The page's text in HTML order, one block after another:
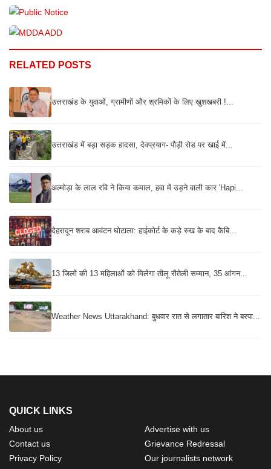
RELATED POSTS
उत्तराखंड के युवाओं, ग्रामीणों और श्रमिकों के लिए खुशखबरी !...
उत्तराखंड में बड़ा सड़क हादसा, देवप्रयाग- पौड़ी रोड पर खाई में...
अल्मोड़ा के लाल रवि ने किया कमाल, हवा में उड़ने वाली कार 'Hapi...
देहरादून शराब आवंटन घोटाला: हाईकोर्ट के कड़े रुख के बाद कैबि...
13 जिलों की 13 महिलाओं को मिलेगा तीलू रौतेली सम्मान, 35 आंगन...
Weather News Uttarakhand: बुधवार रात से लगातार बारिश ने बरपा...
QUICK LINKS
About us
Contact us
Privacy Policy
Advertise with us
Grievance Redressal
Our journalists network